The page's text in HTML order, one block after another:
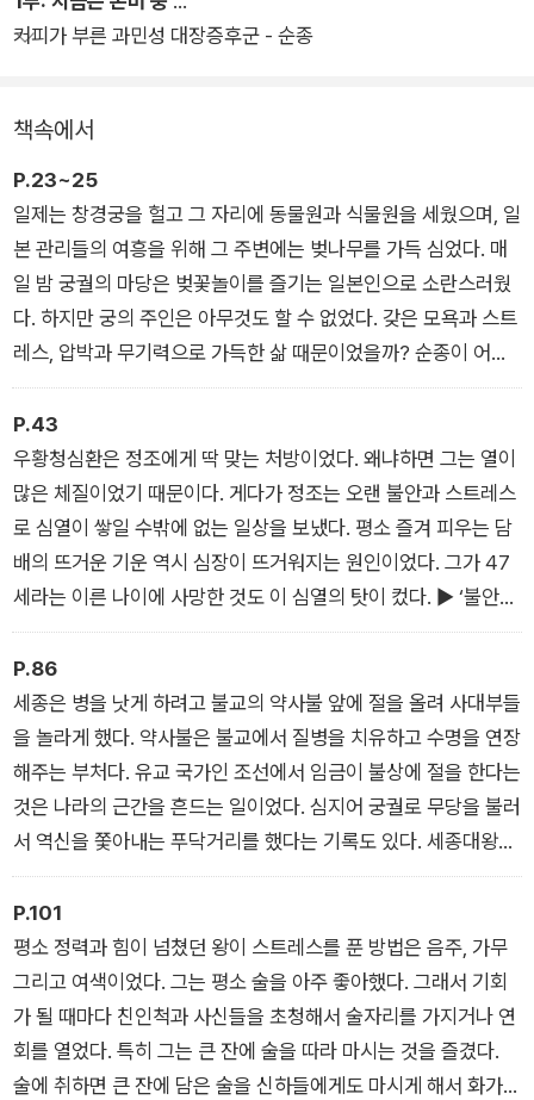
지사제를, 천연두가 두려워 궁궐에서 강력한 거리 두기 정책을 펼
면 어쩌면 역사가 바뀌었을지 모를 일이다.
커피가 부른 과민성 대장증후군 - 순종
책속에서
P.23~25
일제는 창경궁을 헐고 그 자리에 동물원과 식물원을 세웠으며, 일
본 관리들의 여흥을 위해 그 주변에는 벚나무를 가득 심었다. 매
일 밤 궁궐의 마당은 벚꽃놀이를 즐기는 일본인으로 소란스러웠
다. 하지만 궁의 주인은 아무것도 할 수 없었다. 갖은 모욕과 스트
레스, 압박과 무기력으로 가득한 삶 때문이었을까? 순종이 어릴
적부터 앓았던 체설은 날이 갈수록 심해졌다. 체설이란 말 그대로
체하고 설사하는 증상을 가리킨다. ▶ ‘커피가 부른 과민성 대장
증후군 – 순종’
P.43
우황청심환은 정조에게 딱 맞는 처방이었다. 왜냐하면 그는 열이
많은 체질이었기 때문이다. 게다가 정조는 오랜 불안과 스트레스
로 심열이 쌓일 수밖에 없는 일상을 보냈다. 평소 즐겨 피우는 담
배의 뜨거운 기운 역시 심장이 뜨거워지는 원인이었다. 그가 47
세라는 이른 나이에 사망한 것도 이 심열의 탓이 컸다. ▶ ‘불안한
밤에는 우황청심환 - 정조’
P.86
세종은 병을 낫게 하려고 불교의 약사불 앞에 절을 올려 사대부들
을 놀라게 했다. 약사불은 불교에서 질병을 치유하고 수명을 연장
해주는 부처다. 유교 국가인 조선에서 임금이 불상에 절을 한다는
것은 나라의 근간을 흔드는 일이었다. 심지어 궁궐로 무당을 불러
서 역신을 쫓아내는 푸닥거리를 했다는 기록도 있다. 세종대왕도
극심한 통증 앞에서는 지푸라기라도 잡고 싶은 심정이었으리라.
▶ ‘허리가 아파도 고기는 못 참지 – 세종’
P.101
평소 정력과 힘이 넘쳤던 왕이 스트레스를 푼 방법은 음주, 가무
그리고 여색이었다. 그는 평소 술을 아주 좋아했다. 그래서 기회
가 될 때마다 친인척과 사신들을 초청해서 술자리를 가지거나 연
회를 열었다. 특히 그는 큰 잔에 술을 따라 마시는 것을 즐겼다.
술에 취하면 큰 잔에 담은 술을 신하들에게도 마시게 해서 화가